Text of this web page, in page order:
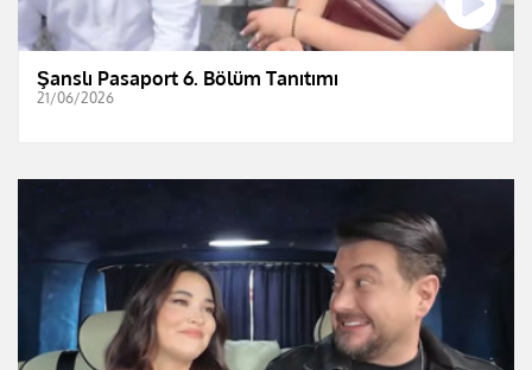
Şanslı Pasaport 6. Bölüm Tanıtımı
21/06/2026